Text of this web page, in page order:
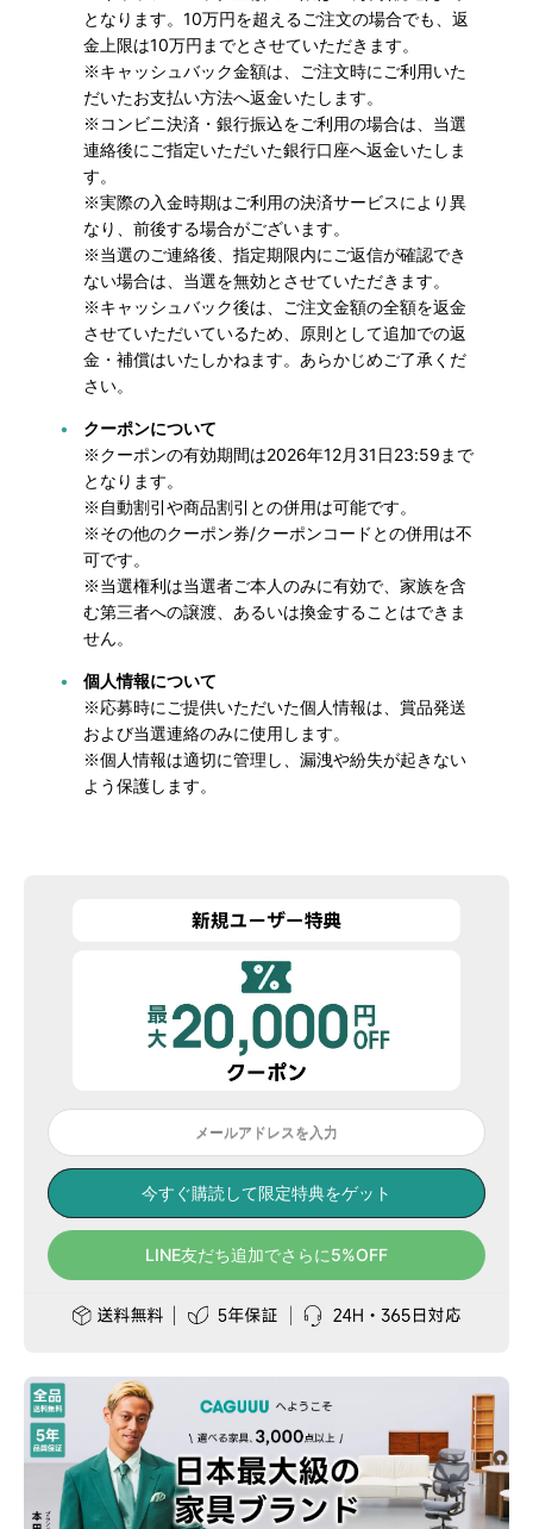
となります。10万円を超えるご注文の場合でも、返
金上限は10万円までとさせていただきます。
※キャッシュバック金額は、ご注文時にご利用いた
だいたお支払い方法へ返金いたします。
※コンビニ決済・銀行振込をご利用の場合は、当選
連絡後にご指定いただいた銀行口座へ返金いたしま
す。
※実際の入金時期はご利用の決済サービスにより異
なり、前後する場合がございます。
※当選のご連絡後、指定期限内にご返信が確認でき
ない場合は、当選を無効とさせていただきます。
※キャッシュバック後は、ご注文金額の全額を返金
させていただいているため、原則として追加での返
金・補償はいたしかねます。あらかじめご了承くだ
さい。
クーポンについて
※クーポンの有効期間は2026年12月31日23:59まで
となります。
※自動割引や商品割引との併用は可能です。
※その他のクーポン券/クーポンコードとの併用は不
可です。
※当選権利は当選者ご本人のみに有効で、家族を含
む第三者への譲渡、あるいは換金することはできま
せん。
個人情報について
※応募時にご提供いただいた個人情報は、賞品発送
および当選連絡のみに使用します。
※個人情報は適切に管理し、漏洩や紛失が起きない
よう保護します。
メールアドレスを入力
今すぐ購読して限定特典をゲット
LINE友だち追加でさらに5%OFF